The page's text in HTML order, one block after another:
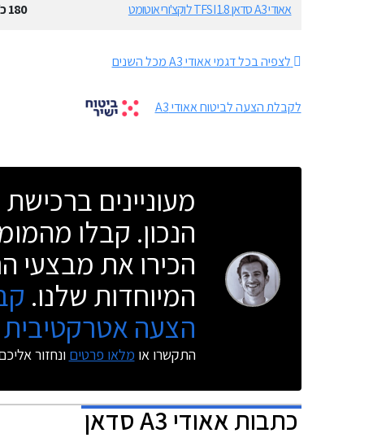
אאודי A3 סדאן 1.8 TFSI לוקצ'ורי אוטומט 180
לצפיה בכל דגמי אאודי A3 מכל השנים
לקבלת הצעה לביטוח אאודי A3
מעוניינים
הנכון. קבלו
הכירו את מבצעי
המיוחדות שלנו.
הצעה אטרקטיבית
התקשרו או מלאו פרטים ונחזור
כתבותאאודי A3 סדאן